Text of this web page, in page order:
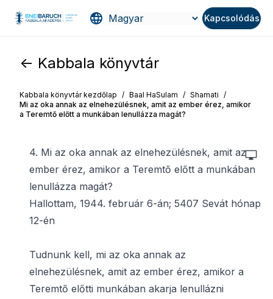
Kapcsolódás
<- Kabbala könyvtár
Kabbala könyvtár kezdőlap / Baal HaSulam / Shamati /
Mi az oka annak az elnehezülésnek, amit az ember érez, amikor
a Teremtő előtt a munkában lenullázza magát?
4. Mi az oka annak az elnehezülésnek, amit az
ember érez, amikor a Teremtő előtt a munkában
lenullázza magát?
Hallottam, 1944. február 6-án; 5407 Sevát hónap
12-én
Tudnunk kell, mi az oka annak az
elnehezülésnek, amit az ember érez, amikor a
Teremtő előtti munkában akarja lenullázni